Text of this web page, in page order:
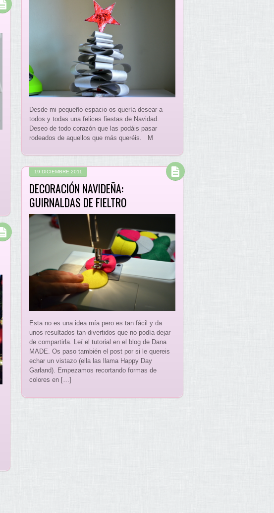
Desde mi pequeño espacio os quería desear a
todos y todas una felices fiestas de Navidad.
Deseo de todo corazón que las podáis pasar
rodeados de aquellos que más queréis. M
19 DICIEMBRE 2011
DECORACIÓN NAVIDEÑA:
GUIRNALDAS DE FIELTRO
Esta no es una idea mía pero es tan fácil y da
unos resultados tan divertidos que no podía dejar
de compartirla. Leí el tutorial en el blog de Dana
MADE. Os paso también el post por si le quereis
echar un vistazo (ella las llama Happy Day
Garland). Empezamos recortando formas de
colores en […]